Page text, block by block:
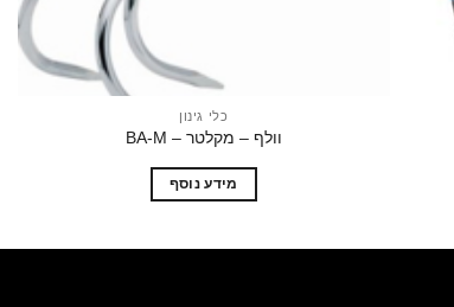
כלי גינון
וולף – מקלטר – BA-M
מידע נוסף